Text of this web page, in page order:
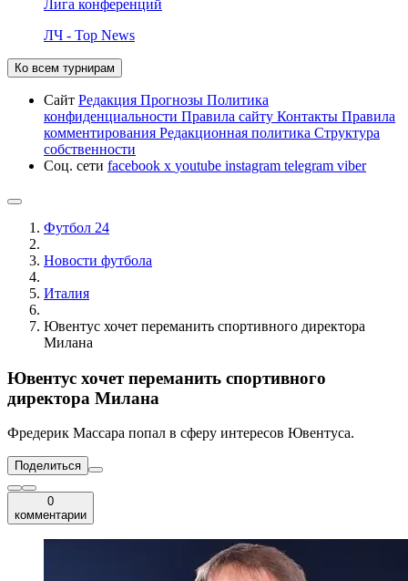
Лига конференций
ЛЧ - Top News
Ко всем турнирам
Сайт Редакция Прогнозы Политика
конфиденциальности Правила сайту Контакты Правила
комментирования Редакционная политика Структура
собственности
Соц. сети facebook x youtube instagram telegram viber
Футбол 24
Новости футбола
Италия
Ювентус хочет переманить спортивного директора
Милана
Ювентус хочет переманить спортивного
директора Милана
Фредерик Массара попал в сферу интересов Ювентуса.
Поделиться
0
комментарии